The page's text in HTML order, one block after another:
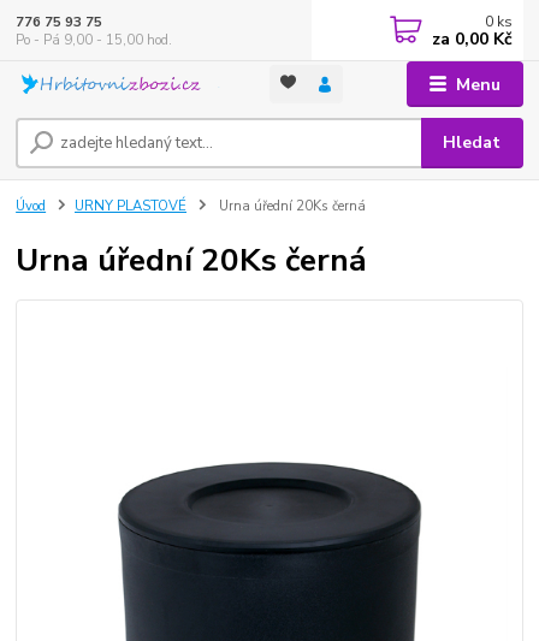
Menu
Hledat
776 75 93 75
Po - Pá 9,00 - 15,00 hod.
0 ks
za 0,00 Kč
Úvod URNY PLASTOVÉ Urna úřední 20Ks černá
Urna úřední 20Ks černá